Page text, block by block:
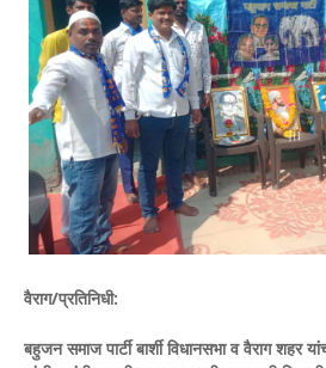
वैराग/प्रतिनिधी:
बहुजन समाज पार्टी बार्शी विधानसभा व वैराग शहर